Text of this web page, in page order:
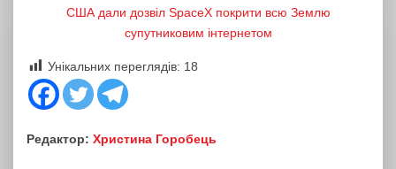
США дали дозвіл SpaceX покрити всю Землю
супутниковим інтернетом
Унікальних переглядів: 18
Редактор: Христина Горобець